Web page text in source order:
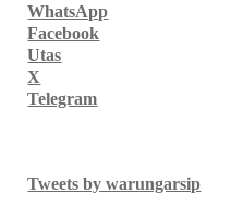
WhatsApp
Facebook
Utas
X
Telegram
Tweets by warungarsip